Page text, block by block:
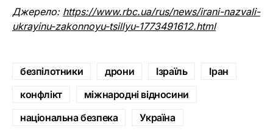
Джерело: https://www.rbc.ua/rus/news/irani-nazvali-
ukrayinu-zakonnoyu-tsillyu-1773491612.html
безпілотники дрони Ізраїль
Іран
конфлікт
міжнародні відносини
національна безпека
Україна